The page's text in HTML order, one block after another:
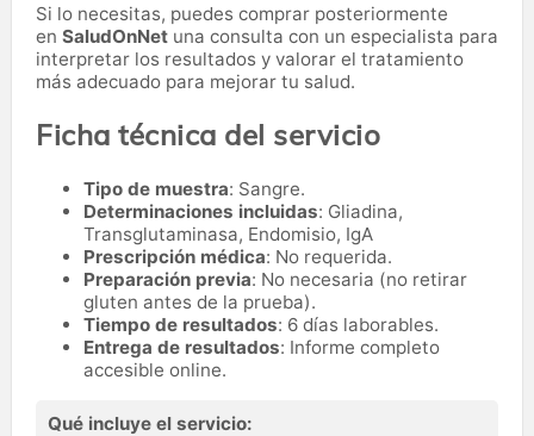
Si lo necesitas, puedes comprar posteriormente
en SaludOnNet una consulta con un especialista para
interpretar los resultados y valorar el tratamiento
más adecuado para mejorar tu salud.
Ficha técnica del servicio
Tipo de muestra: Sangre.
Determinaciones incluidas: Gliadina,
Transglutaminasa, Endomisio, IgA
Prescripción médica: No requerida.
Preparación previa: No necesaria (no retirar
gluten antes de la prueba).
Tiempo de resultados: 6 días laborables.
Entrega de resultados: Informe completo
accesible online.
Qué incluye el servicio: